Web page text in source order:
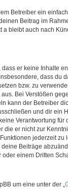
Betreiber ein
Beitrag im
a bleibt auch nach
er keine Inhalte
dass du
bzw. zu
Bei Verstößen
kann der Betreiber
und dir ein
Verantwortung für
die er nicht zur
jederzeit zu
Beiträge
einem Dritten
um eine unter der „